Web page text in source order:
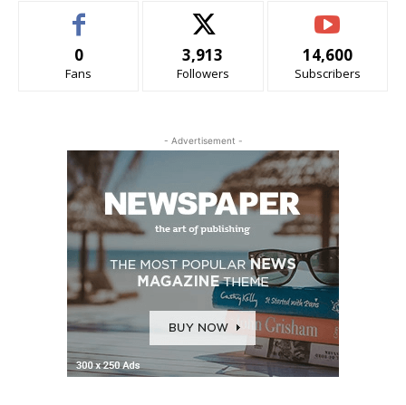
0
Fans
3,913
Followers
14,600
Subscribers
- Advertisement -